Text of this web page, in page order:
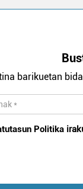
barikuetan
Politika